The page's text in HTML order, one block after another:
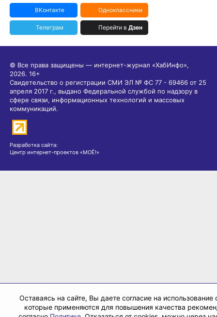
ВКонтакте Одноклассники
Телеграм Перейти в Дзен
© Все права защищены — интернет-журнал «ХабИнфо»,
2026. 16+
Свидетельство о регистрации СМИ ЭЛ № ФС 77 - 69466 от 25
апреля 2017 г., выдано Федеральной службой по надзору в
сфере связи, информационных технологий и массовых
коммуникаций.
Разработка сайта:
Центр интернет-проектов «МОЁ!»
Оставаясь на сайте, Вы даете согласие на использование
которые применяются для повышения качества